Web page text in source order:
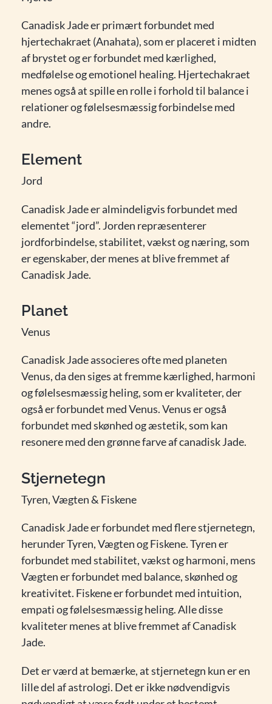
Canadisk Jade er primært forbundet med
hjertechakraet (Anahata), som er placeret i midten
af brystet og er forbundet med kærlighed,
medfølelse og emotionel healing. Hjertechakraet
menes også at spille en rolle i forhold til balance i
relationer og følelsesmæssig forbindelse med
andre.
Element
Jord
Canadisk Jade er almindeligvis forbundet med
elementet “jord”. Jorden repræsenterer
jordforbindelse, stabilitet, vækst og næring, som
er egenskaber, der menes at blive fremmet af
Canadisk Jade.
Planet
Venus
Canadisk Jade associeres ofte med planeten
Venus, da den siges at fremme kærlighed, harmoni
og følelsesmæssig heling, som er kvaliteter, der
også er forbundet med Venus. Venus er også
forbundet med skønhed og æstetik, som kan
resonere med den grønne farve af canadisk Jade.
Stjernetegn
Tyren, Vægten & Fiskene
Canadisk Jade er forbundet med flere stjernetegn,
herunder Tyren, Vægten og Fiskene. Tyren er
forbundet med stabilitet, vækst og harmoni, mens
Vægten er forbundet med balance, skønhed og
kreativitet. Fiskene er forbundet med intuition,
empati og følelsesmæssig heling. Alle disse
kvaliteter menes at blive fremmet af Canadisk
Jade.
Det er værd at bemærke, at stjernetegn kun er en
lille del af astrologi. Det er ikke nødvendigvis